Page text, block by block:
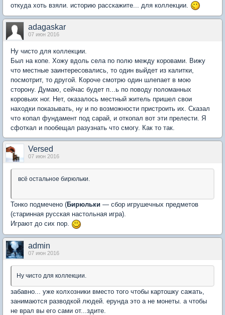
откуда хоть взяли. историю расскажите... для коллекции.
adagaskar
07 июн 2016
Ну чисто для коллекции.
Был на копе. Хожу вдоль села по полю между коровами. Вижу
что местные заинтересовались, то один выйдет из калитки,
посмотрит, то другой. Короче смотрю один шлепает в мою
сторону. Думаю, сейчас будет п...ь по поводу поломанных
коровьих ног. Нет, оказалось местный житель пришел свои
находки показывать, ну и по возможности пристроить их. Сказал
что копал фундамент под сарай, и откопал вот эти прелести. Я
сфоткал и пообещал разузнать что смогу. Как то так.
Versed
07 июн 2016
всё остальное бирюльки.
Тонко подмечено (Бирюльки — сбор игрушечных предметов
(старинная русская настольная игра).
Играют до сих пор.
admin
07 июн 2016
Ну чисто для коллекции.
забавно... уже колхозники вместо того чтобы картошку сажать,
занимаются разводкой людей. ерунда это а не монеты. а чтобы
не врал вы его сами от...здите.